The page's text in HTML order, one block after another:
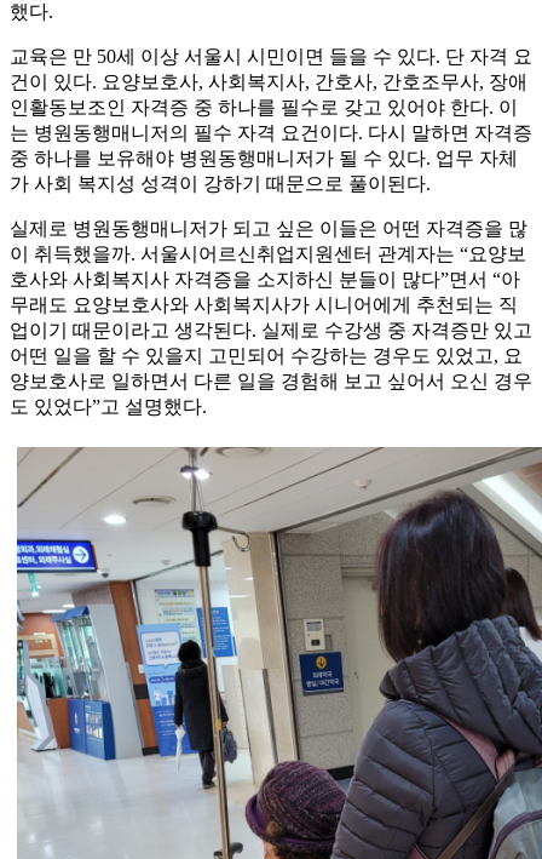
했다.
교육은 만 50세 이상 서울시 시민이면 들을 수 있다. 단 자격 요
건이 있다. 요양보호사, 사회복지사, 간호사, 간호조무사, 장애
인활동보조인 자격증 중 하나를 필수로 갖고 있어야 한다. 이
는 병원동행매니저의 필수 자격 요건이다. 다시 말하면 자격증
중 하나를 보유해야 병원동행매니저가 될 수 있다. 업무 자체
가 사회 복지성 성격이 강하기 때문으로 풀이된다.
실제로 병원동행매니저가 되고 싶은 이들은 어떤 자격증을 많
이 취득했을까. 서울시어르신취업지원센터 관계자는 “요양보
호사와 사회복지사 자격증을 소지하신 분들이 많다”면서 “아
무래도 요양보호사와 사회복지사가 시니어에게 추천되는 직
업이기 때문이라고 생각된다. 실제로 수강생 중 자격증만 있고
어떤 일을 할 수 있을지 고민되어 수강하는 경우도 있었고, 요
양보호사로 일하면서 다른 일을 경험해 보고 싶어서 오신 경우
도 있었다”고 설명했다.